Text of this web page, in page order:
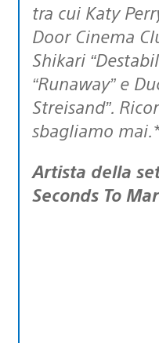
tra cui Katy
Door Cinema
Shikari
“Runaway” e
Streisand”.
sbagliamo mai.*
Artista della settimana – 30
Seconds To